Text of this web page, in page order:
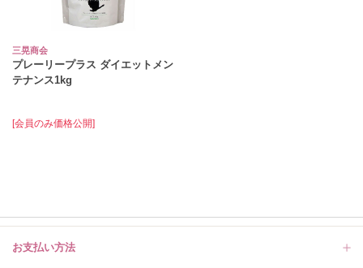
三晃商会
プレーリープラス ダイエットメン
テナンス1kg
[会員のみ価格公開]
お支払い方法